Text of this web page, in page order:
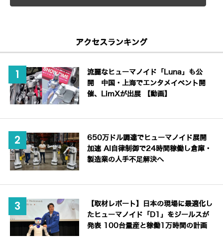
アクセスランキング
流麗なヒューマノイド「Luna」も公
開 中国・上海でエンタメイベント開
催、LimXが出展 【動画】
650万ドル調達でヒューマノイド展開
加速 AI自律制御で24時間稼働し倉庫・
製造業の人手不足解決へ
【取材レポート】日本の現場に最適化し
たヒューマノイド「D1」をジールスが
発表 100台量産と稼働1万時間の計画